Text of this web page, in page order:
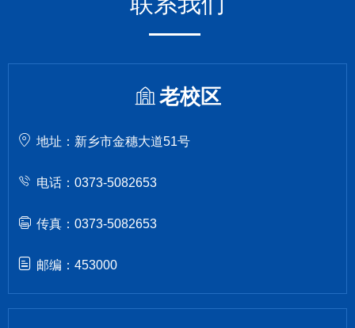
老校区
地址：新乡市金穗大道51号
电话：0373-5082653
传真：0373-5082653
邮编：453000